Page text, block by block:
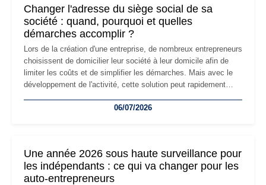
Changer l'adresse du siège social de sa
société : quand, pourquoi et quelles
démarches accomplir ?
Lors de la création d'une entreprise, de nombreux entrepreneurs
choisissent de domicilier leur société à leur domicile afin de
limiter les coûts et de simplifier les démarches. Mais avec le
développement de l'activité, cette solution peut rapidement
professionnels, recrutement, image de marque… Le
06/07/2026
Une année 2026 sous haute surveillance pour
les indépendants : ce qui va changer pour les
auto-entrepreneurs